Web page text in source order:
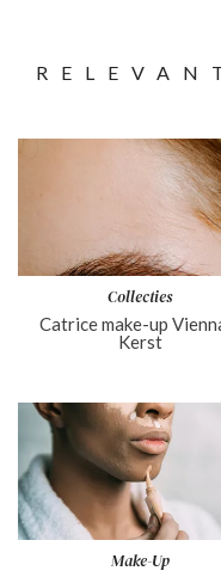
Collecties
Catrice make-up
Kerst
Make-Up